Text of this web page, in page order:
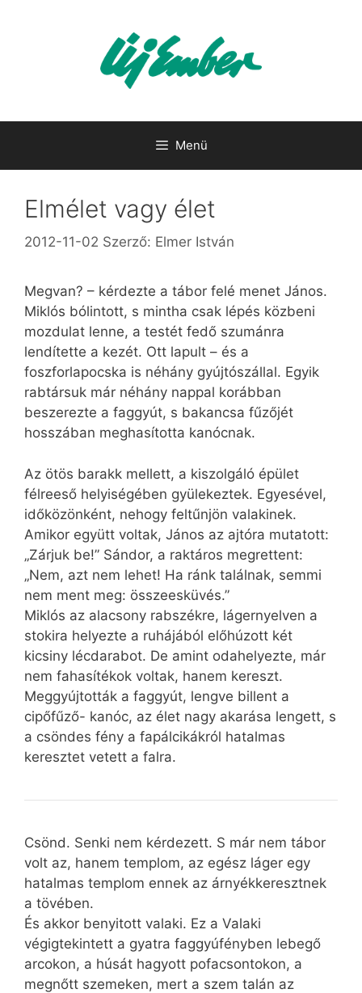
Menü
Elmélet vagy élet
2012-11-02 Szerző: Elmer István
Megvan? – kérdezte a tábor felé menet János.
Miklós bólintott, s mintha csak lépés közbeni
mozdulat lenne, a testét fedő szumánra
lendítette a kezét. Ott lapult – és a
foszforlapocska is néhány gyújtószállal. Egyik
rabtársuk már néhány nappal korábban
beszerezte a faggyút, s bakancsa fűzőjét
hosszában meghasította kanócnak.
Az ötös barakk mellett, a kiszolgáló épület
félreeső helyiségében gyülekeztek. Egyesével,
időközönként, nehogy feltűnjön valakinek.
Amikor együtt voltak, János az ajtóra mutatott:
„Zárjuk be!” Sándor, a raktáros megrettent:
„Nem, azt nem lehet! Ha ránk találnak, semmi
nem ment meg: összeesküvés.”
Miklós az alacsony rabszékre, lágernyelven a
stokira helyezte a ruhájából előhúzott két
kicsiny lécdarabot. De amint odahelyezte, már
nem fahasítékok voltak, hanem kereszt.
Meggyújtották a faggyút, lengve billent a
cipőfűző- kanóc, az élet nagy akarása lengett, s
a csöndes fény a fapálcikákról hatalmas
keresztet vetett a falra.
Csönd. Senki nem kérdezett. S már nem tábor
volt az, hanem templom, az egész láger egy
hatalmas templom ennek az árnyékkeresztnek
a tövében.
És akkor benyitott valaki. Ez a Valaki
végigtekintett a gyatra faggyúfényben lebegő
arcokon, a húsát hagyott pofacsontokon, a
megnőtt szemeken, mert a szem talán az